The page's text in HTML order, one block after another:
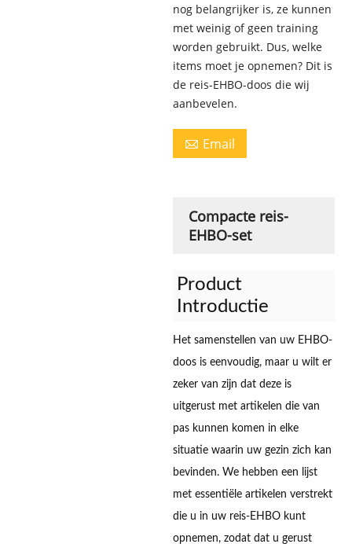
nog belangrijker is, ze kunnen
met weinig of geen training
worden gebruikt. Dus, welke
items moet je opnemen? Dit is
de reis-EHBO-doos die wij
aanbevelen.
 Email
Compacte reis-
EHBO-set
Product
Introductie
Het samenstellen van uw EHBO-
doos is eenvoudig, maar u wilt er
zeker van zijn dat deze is
uitgerust met artikelen die van
pas kunnen komen in elke
situatie waarin uw gezin zich kan
bevinden. We hebben een lijst
met essentiële artikelen verstrekt
die u in uw reis-EHBO kunt
opnemen, zodat dat u gerust